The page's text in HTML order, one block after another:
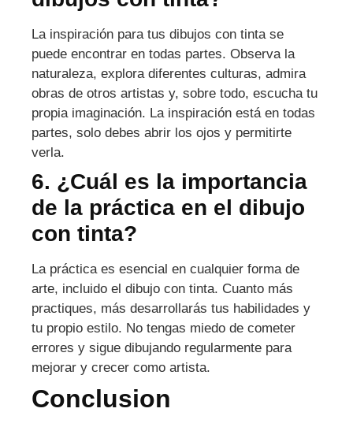
La inspiración para tus dibujos con tinta se
puede encontrar en todas partes. Observa la
naturaleza, explora diferentes culturas, admira
obras de otros artistas y, sobre todo, escucha tu
propia imaginación. La inspiración está en todas
partes, solo debes abrir los ojos y permitirte
verla.
6. ¿Cuál es la importancia
de la práctica en el dibujo
con tinta?
La práctica es esencial en cualquier forma de
arte, incluido el dibujo con tinta. Cuanto más
practiques, más desarrollarás tus habilidades y
tu propio estilo. No tengas miedo de cometer
errores y sigue dibujando regularmente para
mejorar y crecer como artista.
Conclusion